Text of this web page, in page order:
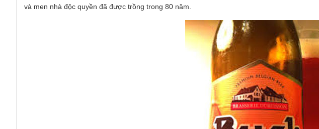
và men nhà độc quyền đã được trồng trong 80 năm.